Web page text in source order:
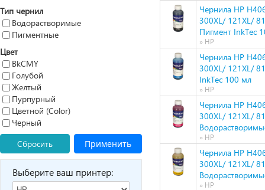
Тип чернил
Водорастворимые
Пигментные
Цвет
BkCMY
Голубой
Желтый
Пурпурный
Цветной (Color)
Черный
Сбросить
Применить
Выберите ваш принтер:
Чернила HP
300XL/ 121XL/
Пигмент InkTec
» HP
Чернила HP
300XL/ 121XL/
InkTec 100 мл
» HP
Чернила HP
300XL/ 121XL/
» HP
Чернила HP
300XL/ 121XL/
» HP